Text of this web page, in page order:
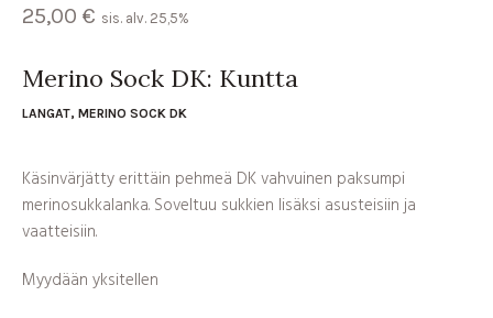
25,00 € sis. alv. 25,5%
Merino Sock DK: Kuntta
LANGAT, MERINO SOCK DK
Käsinvärjätty erittäin pehmeä DK vahvuinen paksumpi
merinosukkalanka. Soveltuu sukkien lisäksi asusteisiin ja
vaatteisiin.
Myydään yksitellen